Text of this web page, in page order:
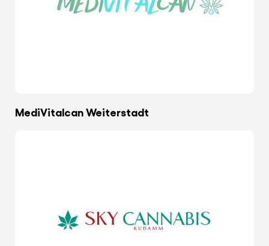
MediVitalcan Weiterstadt